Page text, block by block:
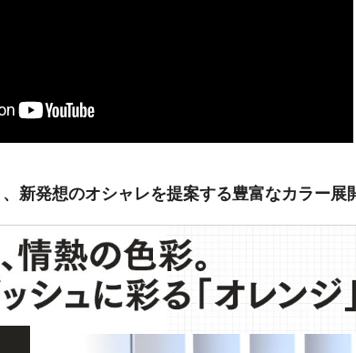
新発想のオシャレを提案する豊富なカラー展